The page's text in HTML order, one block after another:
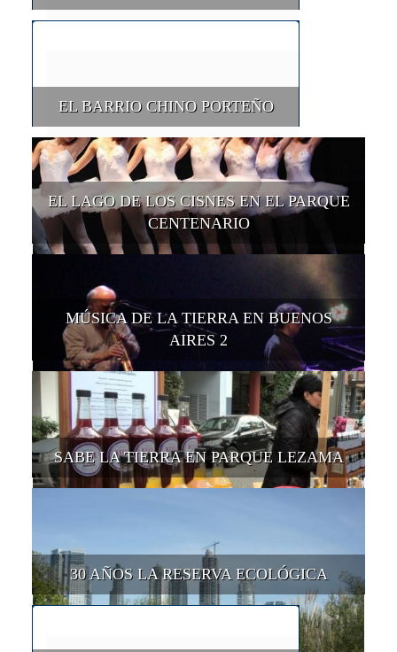
EL BARRIO CHINO PORTEÑO
EL LAGO DE LOS CISNES EN EL PARQUE
CENTENARIO
MÚSICA DE LA TIERRA EN BUENOS
AIRES 2
SABE LA TIERRA EN PARQUE LEZAMA
30 AÑOS LA RESERVA ECOLÓGICA